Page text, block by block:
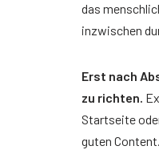
das
inzwischen
Erst nach
zu richten.
Startseite
guten